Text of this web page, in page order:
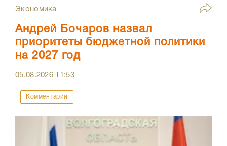
Экономика
Андрей Бочаров назвал
приоритеты бюджетной политики
на 2027 год
05.08.2026 11:53
Комментарии